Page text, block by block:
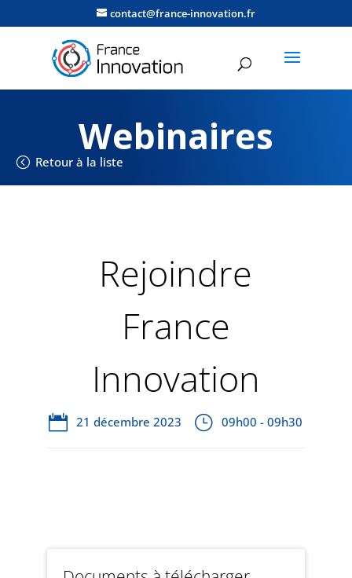
contact@france-innovation.fr
Webinaires
Retour à la liste
Rejoindre
France
Innovation
21 décembre 2023 09h00 - 09h30